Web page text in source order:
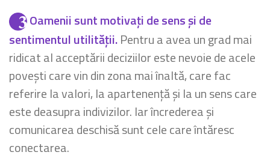
Oamenii sunt motivați de sens și de
sentimentul utilității.Pentru a avea un grad mai
ridicat al acceptării deciziilor este nevoie de acele
povești care vin din zona mai înaltă, care fac
referire la valori, la apartenență și la un sens care
este deasupra indivizilor. Iar încrederea și
comunicarea deschisă sunt cele care întăresc
conectarea.